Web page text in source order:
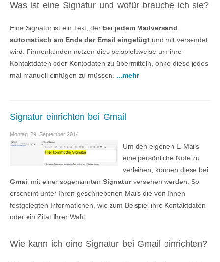
Was ist eine Signatur und wofür brauche ich sie?
Eine Signatur ist ein Text, der bei jedem Mailversand
automatisch am Ende der Email eingefügt und mit versendet
wird. Firmenkunden nutzen dies beispielsweise um ihre
Kontaktdaten oder Kontodaten zu übermitteln, ohne diese jedes
mal manuell einfügen zu müssen. ...mehr
Signatur einrichten bei Gmail
Montag, 29. September 2014
Um den eigenen E-Mails
eine persönliche Note zu
verleihen, können diese bei
Gmail mit einer sogenannten Signaturversehen werden. So
erscheint unter Ihren geschriebenen Mails die von Ihnen
festgelegten Informationen, wie zum Beispiel ihre Kontaktdaten
oder ein Zitat Ihrer Wahl.
Wie kann ich eine Signatur bei Gmail einrichten?